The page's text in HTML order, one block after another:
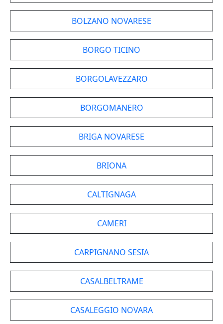
BOLZANO NOVARESE
BORGO TICINO
BORGOLAVEZZARO
BORGOMANERO
BRIGA NOVARESE
BRIONA
CALTIGNAGA
CAMERI
CARPIGNANO SESIA
CASALBELTRAME
CASALEGGIO NOVARA